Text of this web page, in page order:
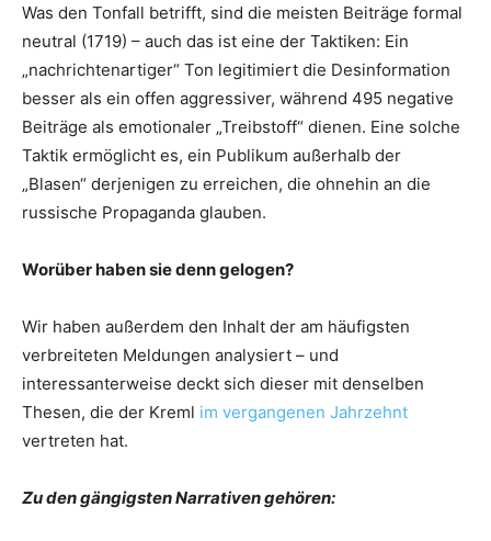
Was den Tonfall betrifft, sind die meisten Beiträge formal
neutral (1719) – auch das ist eine der Taktiken: Ein
„nachrichtenartiger“ Ton legitimiert die Desinformation
besser als ein offen aggressiver, während 495 negative
Beiträge als emotionaler „Treibstoff“ dienen. Eine solche
Taktik ermöglicht es, ein Publikum außerhalb der
„Blasen“ derjenigen zu erreichen, die ohnehin an die
russische Propaganda glauben.
Worüber haben sie denn gelogen?
Wir haben außerdem den Inhalt der am häufigsten
verbreiteten Meldungen analysiert – und
interessanterweise deckt sich dieser mit denselben
Thesen, die der Kreml im vergangenen Jahrzehnt
vertreten hat.
Zu den gängigsten Narrativen gehören: